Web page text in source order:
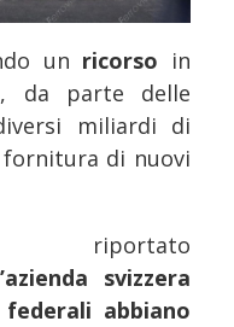
un ricorso in
da parte delle
miliardi di
di nuovi
riportato
svizzera
abbiano